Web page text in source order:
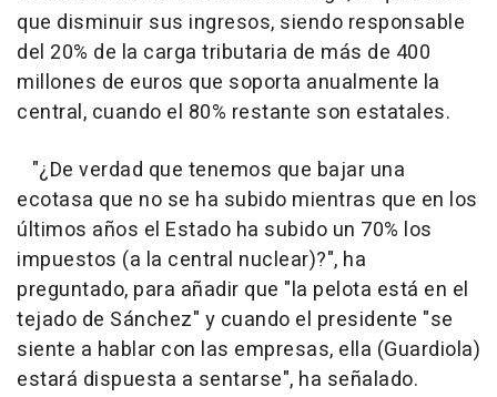
que disminuir sus ingresos, siendo responsable
del 20% de la carga tributaria de más de 400
millones de euros que soporta anualmente la
central, cuando el 80% restante son estatales.
"¿De verdad que tenemos que bajar una
ecotasa que no se ha subido mientras que en los
últimos años el Estado ha subido un 70% los
impuestos (a la central nuclear)?", ha
preguntado, para añadir que "la pelota está en el
tejado de Sánchez" y cuando el presidente "se
siente a hablar con las empresas, ella (Guardiola)
estará dispuesta a sentarse", ha señalado.